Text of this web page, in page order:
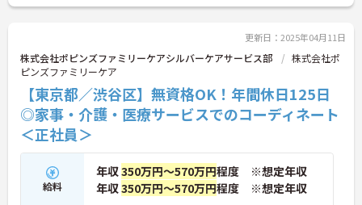
更新日：2025年04月11日
株式会社ポピンズファミリーケアシルバーケアサービス部
株式会社ポ
ピンズファミリーケア
【東京都／渋谷区】無資格OK！年間休日125日
◎家事・介護・医療サービスでのコーディネート
＜正社員＞
給料
年収350万円～570万円程度 ※想定年収
年収350万円～570万円程度 ※想定年収